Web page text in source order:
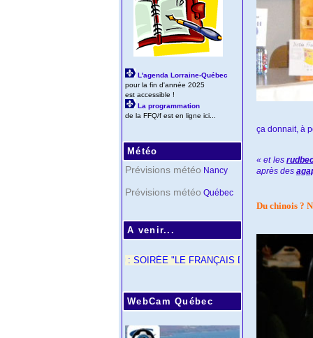
L'agenda Lorraine-Québec
pour la fin d'année 2025
est accessible !
La programmation
de la FFQ/f est en ligne ici...
Météo
Prévisions météo Nancy
Prévisions météo Québec
A venir...
< 21/10 : SOIRÉE "LE FRANÇAIS DU QUÉBEC - SALLE
WebCam Québec
ça donnait, à
« et les
après des
Du chinois ?